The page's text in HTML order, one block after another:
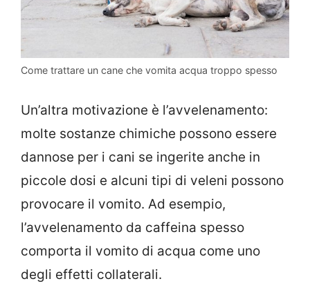
Come trattare un cane che vomita acqua troppo spesso
Un’altra motivazione è l’avvelenamento:
molte sostanze chimiche possono essere
dannose per i cani se ingerite anche in
piccole dosi e alcuni tipi di veleni possono
provocare il vomito. Ad esempio,
l’avvelenamento da caffeina spesso
comporta il vomito di acqua come uno
degli effetti collaterali.